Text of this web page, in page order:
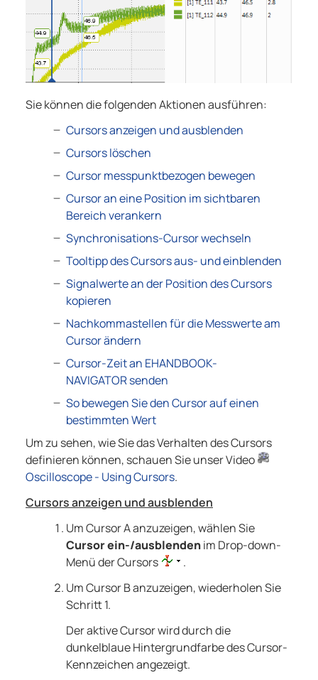
Sie können die folgenden Aktionen ausführen:
Cursors anzeigen und ausblenden
Cursors löschen
Cursor messpunktbezogen bewegen
Cursor an eine Position im sichtbaren
Bereich verankern
Synchronisations-Cursor wechseln
Tooltipp des Cursors aus- und einblenden
Signalwerte an der Position des Cursors
kopieren
Nachkommastellen für die Messwerte am
Cursor ändern
Cursor-Zeit an EHANDBOOK-
NAVIGATOR senden
So bewegen Sie den Cursor auf einen
bestimmten Wert
Um zu sehen, wie Sie das Verhalten des Cursors
definieren können, schauen Sie unser Video
Oscilloscope - Using Cursors.
Cursors anzeigen und ausblenden
Um Cursor A anzuzeigen, wählen Sie
Cursor ein-/ausblendenim Drop-down-
Menü der Cursors
.
Um Cursor B anzuzeigen, wiederholen Sie
Schritt 1.
Der aktive Cursor wird durch die
dunkelblaue Hintergrundfarbe des Cursor-
Kennzeichen angezeigt.